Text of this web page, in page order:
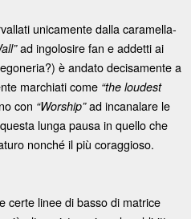
unicamente dalla caramella-
ad ingolosire fan e addetti ai
è andato decisamente a
marchiati come “the loudest
con “Worship”ad incanalare le
lunga pausa in quello che
nonché il più coraggioso.
certe linee di basso di matrice